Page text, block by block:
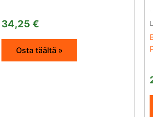
34,25 €
Osta täältä »